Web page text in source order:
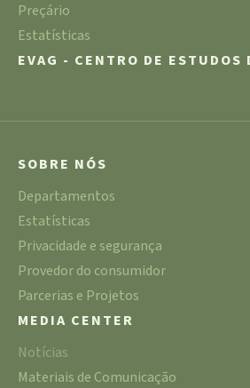
Preçário
Estatísticas
EVAG - CENTRO DE ESTUDOS
SOBRE NÓS
Departamentos
Estatísticas
Privacidade e segurança
Provedor do consumidor
Parcerias e Projetos
MEDIA CENTER
Notícias
Materiais de Comunicação